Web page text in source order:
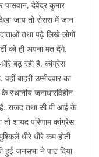
पासवान, देवेंद्र कुमार
जाय तो रोसरा में जान
तथा पढ़े लिखे लोगों
को ही अपना मत देंगे.
बढ़ रही है. कांग्रेस
बाहरी उम्मीदवार का
स्थानीय जनाधारविहीन
राजद तथा सी पी आई के
तो शायद परिणाम कांग्रेस
धीरे धीरे कम होती
हुई जनसभा ने पाट दिया